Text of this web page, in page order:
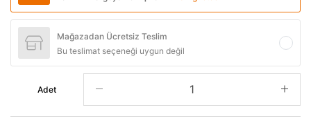
Mağazadan Ücretsiz Teslim
Bu teslimat seçeneği uygun değil
Adet